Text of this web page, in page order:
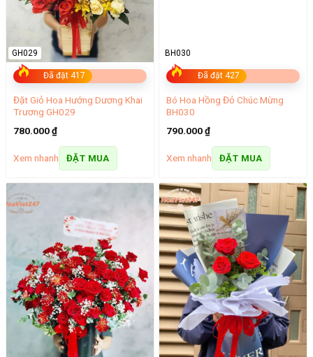
Đã đặt 417
GH029
Đặt Giỏ Hoa Hướng Dương Khai
Trương GH029
780.000₫
Xem nhanh ĐẶT MUA
Đã đặt 427
BH030
Bó Hoa Hồng Đỏ Chúc Mừng
BH030
790.000₫
Xem nhanh ĐẶT MUA